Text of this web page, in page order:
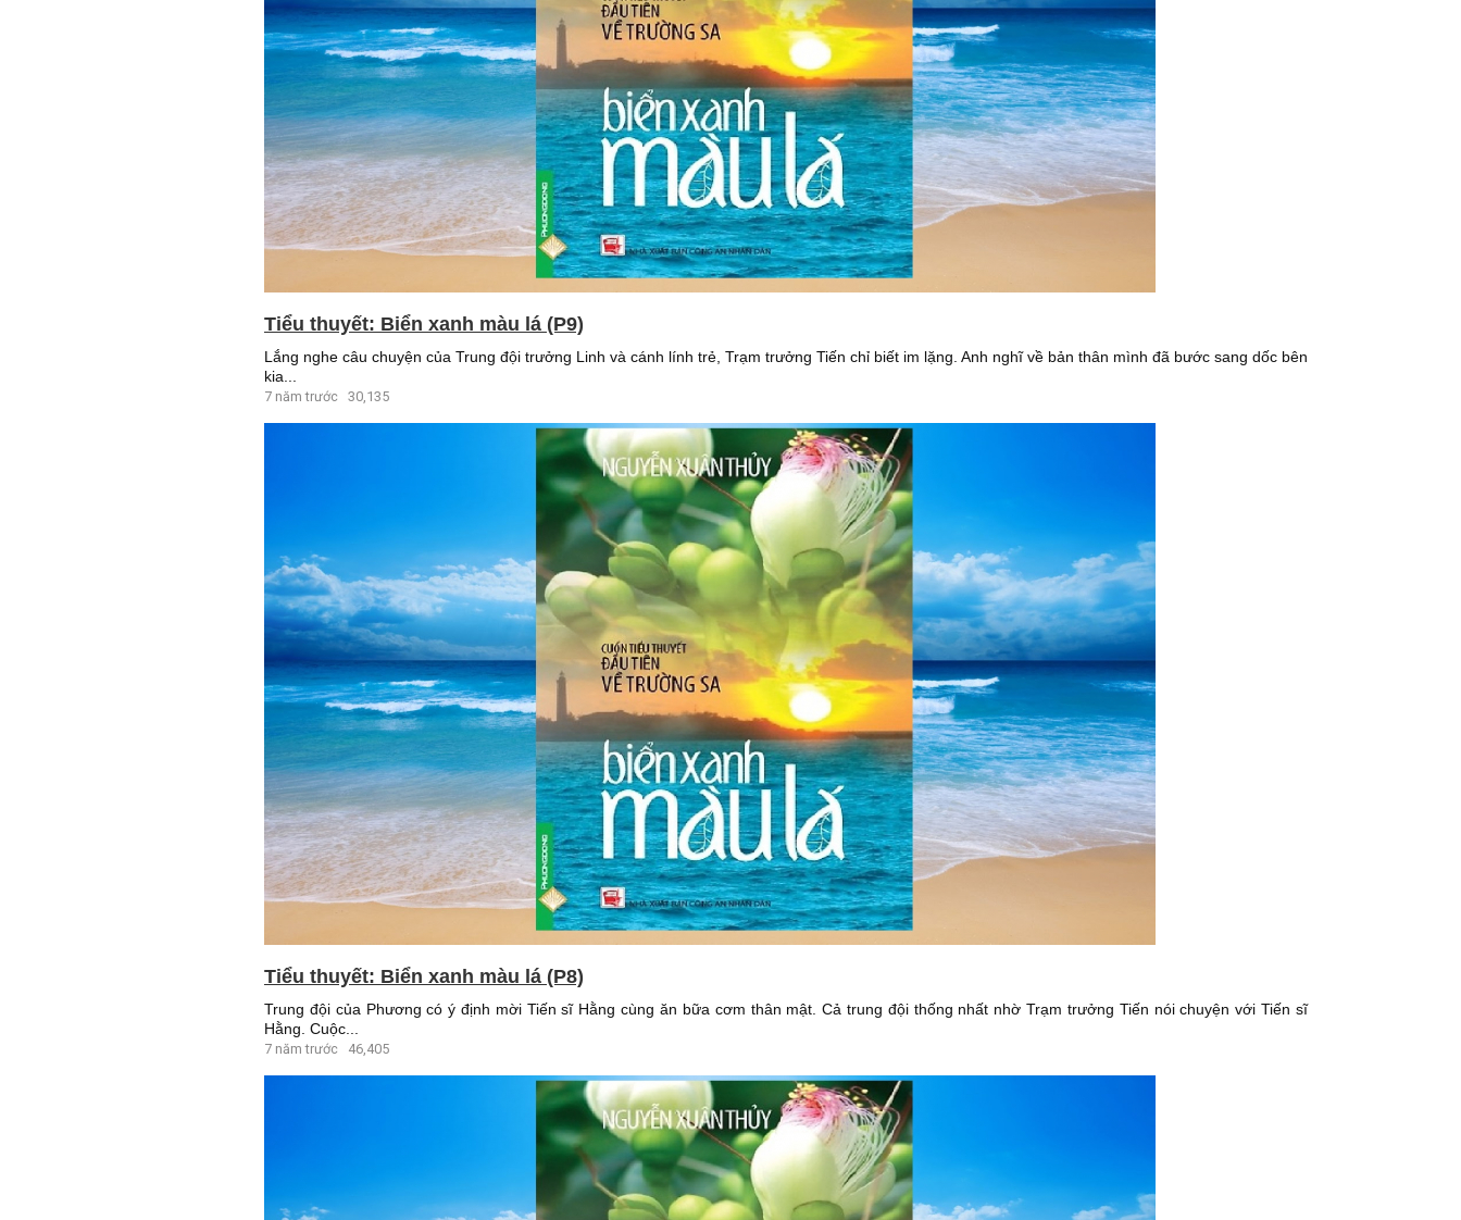
Tiểu thuyết: Biển xanh màu lá (P9)
Lắng nghe câu chuyện của Trung đội trưởng Linh và cánh lính trẻ, Trạm trưởng Tiến chỉ biết im lặng. Anh nghĩ về bản thân mình đã bước sang dốc bên
kia...
7 năm trước 30,135
Tiểu thuyết: Biển xanh màu lá (P8)
Trung đội của Phương có ý định mời Tiến sĩ Hằng cùng ăn bữa cơm thân mật. Cả trung đội thống nhất nhờ Trạm trưởng Tiến nói chuyện với Tiến sĩ
Hằng. Cuộc...
7 năm trước 46,405